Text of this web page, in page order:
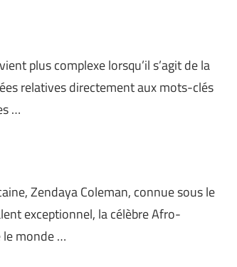
plus complexe lorsqu’il s’agit de la
relatives directement aux mots-clés
…
Zendaya Coleman, connue sous le
exceptionnel, la célèbre Afro-
le monde …